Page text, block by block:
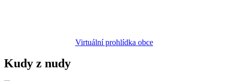
Virtuální prohlídka obce
Kudy z nudy